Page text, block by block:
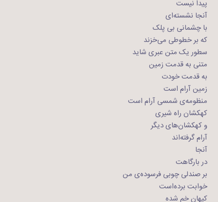
پیدا نیست
آنجا نشسته‌ای
با چشمانی بی پلک
که بر خطوطی می‌خزند
سطور یک متن عبری شاید
متنی به قدمت زمین
به قدمت خودت
زمین آرام است
منظومه‌ی شمسی آرام است
کهکشان راه شیری
و کهکشان‌های دیگر
آرام گرفته‌اند
آنجا
در بارگاهت
بر صندلی چوبی‌ فرسوده‌ی من
خوابت برده‌است
کیهان خم شده‌